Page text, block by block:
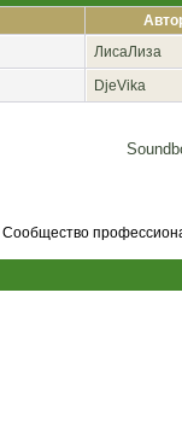
ЛисаЛиза
DjeVika
Сообщество